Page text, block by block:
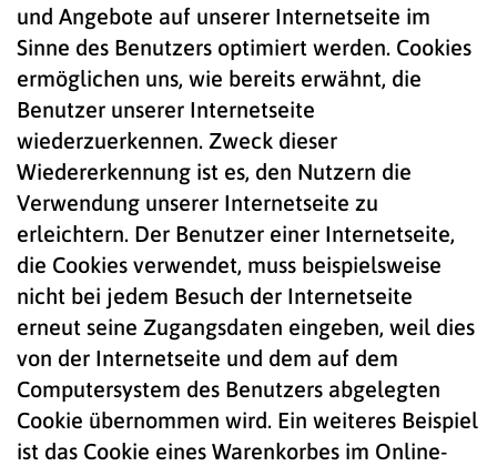
und Angebote auf unserer Internetseite im
Sinne des Benutzers optimiert werden. Cookies
ermöglichen uns, wie bereits erwähnt, die
Benutzer unserer Internetseite
wiederzuerkennen. Zweck dieser
Wiedererkennung ist es, den Nutzern die
Verwendung unserer Internetseite zu
erleichtern. Der Benutzer einer Internetseite,
die Cookies verwendet, muss beispielsweise
nicht bei jedem Besuch der Internetseite
erneut seine Zugangsdaten eingeben, weil dies
von der Internetseite und dem auf dem
Computersystem des Benutzers abgelegten
Cookie übernommen wird. Ein weiteres Beispiel
ist das Cookie eines Warenkorbes im Online-